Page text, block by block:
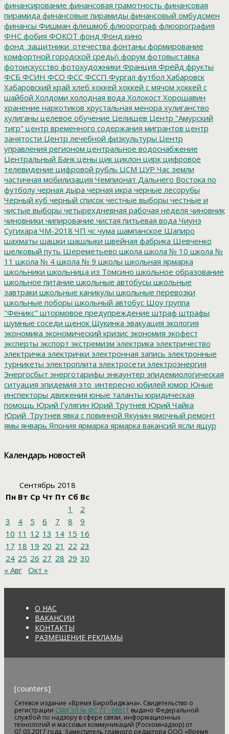
финансирование финансовая грамотность финансовая
пирамида финансовые пирамиды финансовый омбудсмен
финансы Фишман флешмоб флюорограф флюорография
ФНС фобия ФОКОТ фонд Фонд кино
фонд_защитники_отечества фонтаны формирование
комфортной городской среды\ форум фотовыставка
фотоискусство фотохудожники Франция Фрейд фрукты
ФСБ ФСИН ФСО ФСС ФССП Фургал футбол Хабаровск
Хабаровский край хлеб хоккей хоккей с мячом хоккей с
шайбой Холдоми холодная вода Холокост Хорошавин
хранение наркотиков хрустальная менора хулиганство
хулиганы целевое обучение Целищев Центр "Амурский
тигр" центр временного содержания мигрантов центр
занятости Центр лечебной физкультуры Центр
управления регионом центральное водоснабжение
Центральный Банк цены цик циклон цирк цифровое
телевидение цифровой рубль ЦСМ ЦУР Час земли
частичная мобилизация Чемпионат Дальнего Востока по
футболу черная дыра черная икра черные лесорубы
Черный куб черный список честные выборы честные и
чистые выборы четырехдневная рабочая неделя чиновник
чиновники чипирование чистая питьевая вода Чиунэ
Сугихара ЧМ-2018 ЧП чс чума шампанское Шапиро
шахматы шашки шашлыки швейная фабрика Шевченко
шелковый путь Шереметьево школа школа № 10 школа №
11 школа № 4 школа № 9 школы школьная ярмарка
школьники школьница из Томсино школьное образование
школьное питание школьные автобусы школьные
завтраки школьные каникулы школьные перевозки
школьные поборы школьный автобус Шоу группа
"Феникс" штормовое предупреждение штраф штрафы
шумные соседи щенок Щукинка эвакуация экология
экономика экономический кризис экономия экофест
эксперты экспорт экстремизм электрика электричество
электричка электрички электронная запись электронные
турникеты электроплита электросети электроэнергия
Энергосбыт энерготарифы энкаунтер эпидемиологическая
ситуация эпидемия это_интересно юбилей юмор Юные
инспекторы движения юные таланты юридическая
помощь Юрий Гулягин Юрий Трутнев Юрий Чайка
Юрий_Трутнев явка с повинной Якунин ямочный ремонт
ямы январь Япония ярмарка ярмарка вакансий ясли ящур
Календарь новостей
Сентябрь 2018
Пн Вт Ср Чт Пт Сб Вс
1
2
3
4 5 6 7 8
9
10 11 12 13 14 15 16
17 18 19 20 21 22 23
24 25 26 27 28 29 30
« Авг Окт »
О НАС
ВАКАНСИИ
КОНТАКТЫ
РАЗМЕЩЕНИЕ РЕКЛАМЫ
[counters]
Сетевое издание «Время Биробиджана». Свидетельство о
регистрации СМИ ЭЛ № ФС 77 - 68811 выдано Федеральной
службой по надзору в сфере связи, информационных
технологий и массовых коммуникаций (Роскомнадзор) от
07.03.2017 года. Заместитель главного редактора ООО «Время